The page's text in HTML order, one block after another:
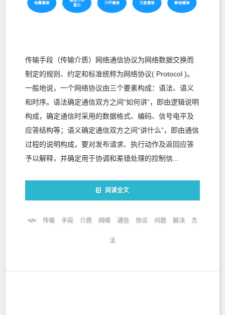
传输手段（传输介质）网络通信协议为网络数据交换而
制定的规则、约定和标准统称为网络协议( Protocol )。
一般地说，一个网络协议由三个要素构成：语法、语义
和时序。语法确定通信双方之间“如何讲”，即由逻辑说明
构成，确定通信时采用的数据格式、编码、信号电平及
应答结构等；语义确定通信双方之间“讲什么”，即由通信
过程的说明构成，要对发布请求、执行动作及返回应答
予以解释，并确定用于协调和差错处理的控制信...
阅读全文
传输 手段 介质 网络 通信 协议 问题 解决 方
法